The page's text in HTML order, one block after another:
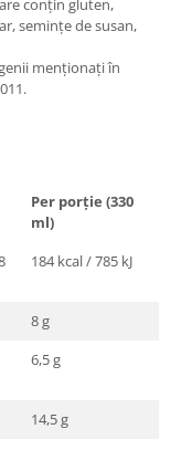
semințe de susan,
menționați în
Per porție (330
ml)
184 kcal / 785 kJ
8 g
6,5 g
14,5 g